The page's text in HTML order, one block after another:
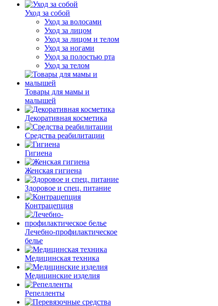
Уход за собой
Уход за волосами
Уход за лицом
Уход за лицом и телом
Уход за ногами
Уход за полостью рта
Уход за телом
Товары для мамы и
малышей
Декоративная косметика
Средства реабилитации
Гигиена
Женская гигиена
Здоровое и спец. питание
Контрацепция
Лечебно-профилактическое
белье
Медицинская техника
Медицинские изделия
Репелленты